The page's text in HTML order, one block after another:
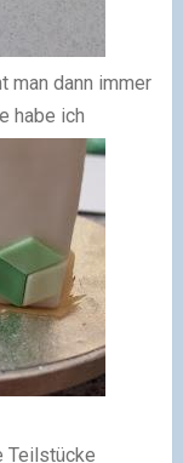
man dann immer
habe ich
Teilstücke